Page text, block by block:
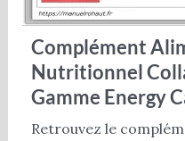
Complément
Nutritionnel
Gamme Energy
Retrouvez le